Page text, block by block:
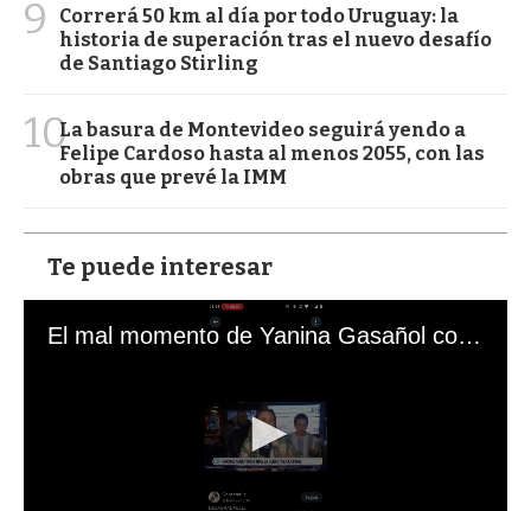
9
Correrá 50 km al día por todo Uruguay: la
historia de superación tras el nuevo desafío
de Santiago Stirling
10La basura de Montevideo seguirá yendo a
Felipe Cardoso hasta al menos 2055, con las
obras que prevé la IMM
Te puede interesar
El mal momento de Yanina Gasañol con un hincha argentino en "Subrayado"